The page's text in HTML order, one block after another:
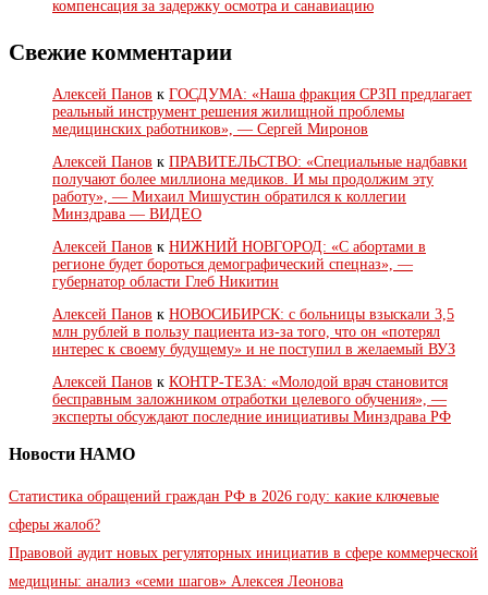
компенсация за задержку осмотра и санавиацию
Свежие комментарии
Алексей Панов к ГОСДУМА: «Наша фракция СРЗП предлагает
реальный инструмент решения жилищной проблемы
медицинских работников», — Сергей Миронов
Алексей Панов к ПРАВИТЕЛЬСТВО: «Специальные надбавки
получают более миллиона медиков. И мы продолжим эту
работу», — Михаил Мишустин обратился к коллегии
Минздрава — ВИДЕО
Алексей Панов к НИЖНИЙ НОВГОРОД: «С абортами в
регионе будет бороться демографический спецназ», —
губернатор области Глеб Никитин
Алексей Панов к НОВОСИБИРСК: с больницы взыскали 3,5
млн рублей в пользу пациента из-за того, что он «потерял
интерес к своему будущему» и не поступил в желаемый ВУЗ
Алексей Панов к КОНТР-ТЕЗА: «Молодой врач становится
бесправным заложником отработки целевого обучения», —
эксперты обсуждают последние инициативы Минздрава РФ
Новости НАМО
Статистика обращений граждан РФ в 2026 году: какие ключевые
сферы жалоб?
Правовой аудит новых регуляторных инициатив в сфере коммерческой
медицины: анализ «семи шагов» Алексея Леонова